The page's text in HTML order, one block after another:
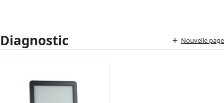
Diagnostic Nouvelle page